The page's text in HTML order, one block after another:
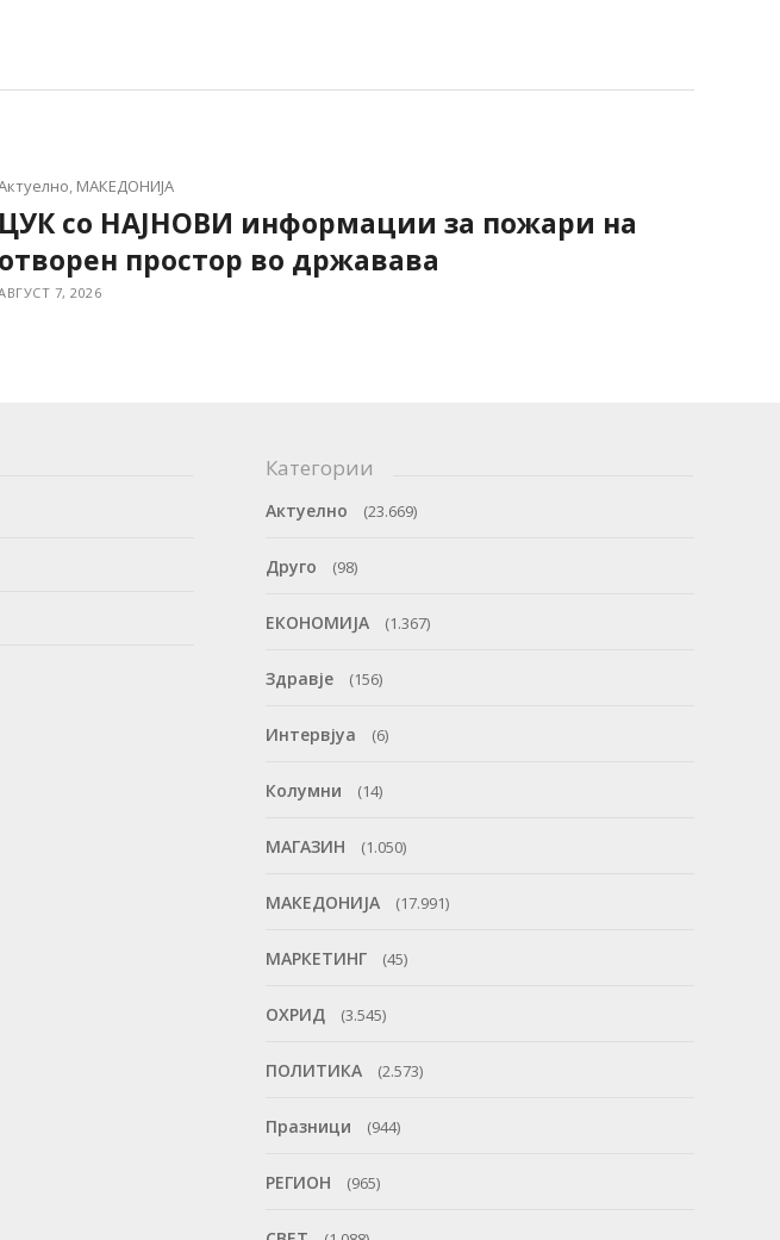
, МАКЕДОНИЈА
ЦУК со НАЈНОВИ информации за пожари на
отворен простор во државава
7, 2026
Категории
Актуелно (23.669)
Друго (98)
ЕКОНОМИЈА (1.367)
Здравје (156)
Интервјуа (6)
Колумни (14)
МАГАЗИН (1.050)
МАКЕДОНИЈА (17.991)
МАРКЕТИНГ (45)
ОХРИД (3.545)
ПОЛИТИКА (2.573)
Празници (944)
РЕГИОН (965)